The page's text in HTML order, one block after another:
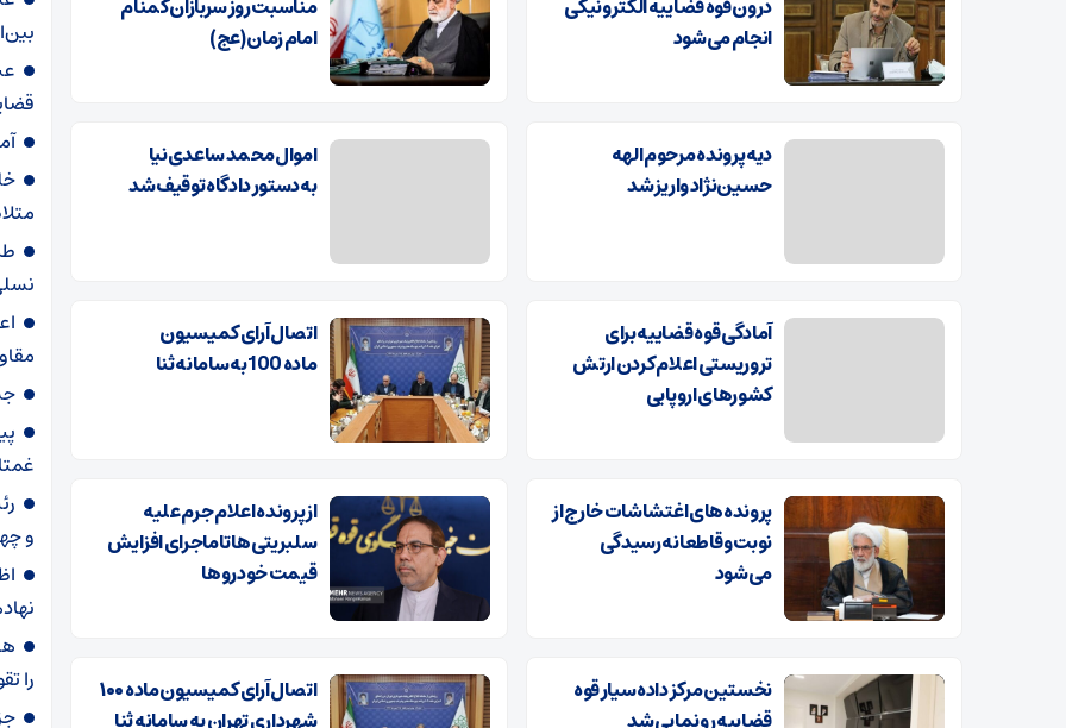
درون قوه قضاییه الکترونیکی
انجام می‌شود
مناسبت روز سربازان گمنام
امام زمان (عج)
دیه پرونده مرحوم الهه
حسین‌نژاد واریز شد
اموال محمد ساعدی‌نیا
به‌دستور دادگاه توقیف شد
آمادگی قوه قضاییه برای
تروریستی اعلام کردن ارتش
کشورهای اروپایی
اتصال آرای کمیسیون
ماده 100 به سامانه ثنا
پرونده‌های اغتشاشات خارج از
نوبت و قاطعانه رسیدگی
می‌شود
از پرونده اعلام جرم علیه
سلبریتی‌ها تا ماجرای افزایش
قیمت خودروها
نخستین مرکز داده سیار قوه
قضاییه رونمایی شد
اتصال آرای کمیسیون ماده ۱۰۰
شهرداری تهران به سامانه ثنا
و
را